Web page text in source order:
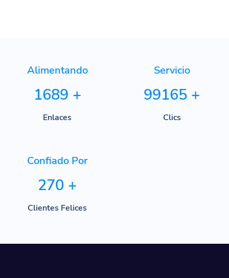
Alimentando
1689 +
Enlaces
Servicio
99165 +
Clics
Confiado Por
270 +
Clientes Felices